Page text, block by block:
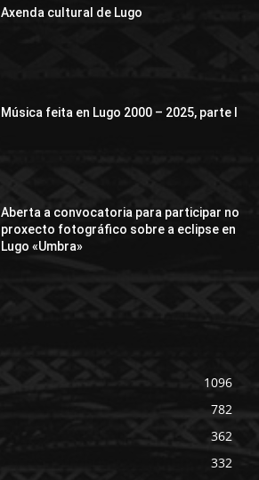
Axenda cultural de Lugo
Música feita en Lugo 2000 – 2025, parte I
Aberta a convocatoria para participar no
proxecto fotográfico sobre a eclipse en
Lugo «Umbra»
1096
782
362
332